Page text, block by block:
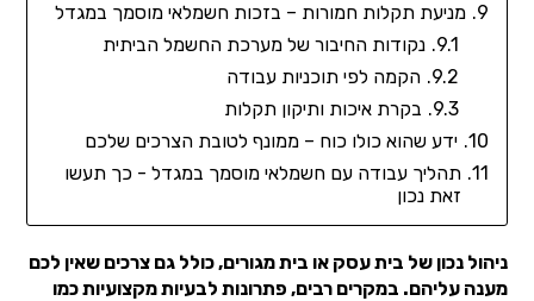
מניעת תקלות חמורות – בזכות חשמלאי מוסמך במגדל
נקודות החיבור של מערכת החשמל הביתית
הקמה לפי תוכניות עבודה
בקרת איכות ותיקון תקלות
ידע שהוא כולו כוח – ממונף לטובת הצרכים שלכם
תהליך עבודה עם חשמלאי מוסמך במגדל - כך תעשו
זאת נכון
ניהול נכון של בית עסק או בית מגורים, כולל גם צרכים שאין לכם
מענה עליהם. במקרים רבים, פתרונות לבעיות מקצועיות כמו